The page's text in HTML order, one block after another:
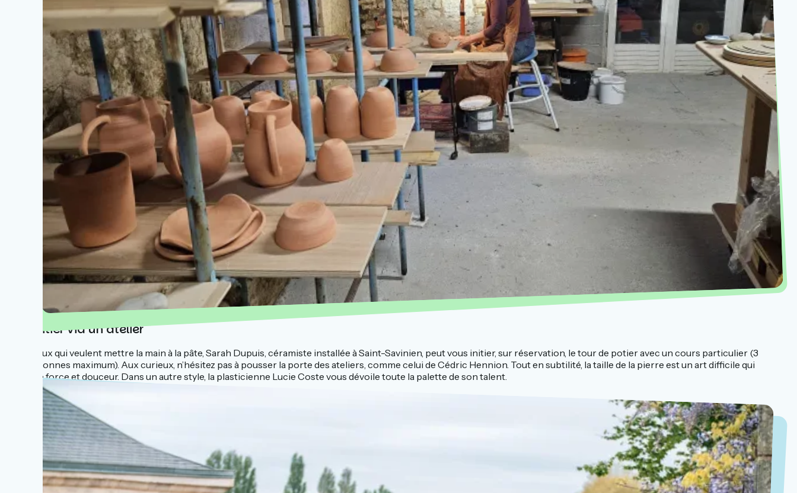
S'initier via un atelier
A ceux qui veulent mettre la main à la pâte, Sarah Dupuis, céramiste installée à Saint-Savinien, peut vous initier, sur réservation, le tour de potier avec un cours particulier (3
personnes maximum). Aux curieux, n’hésitez pas à pousser la porte des ateliers, comme celui de Cédric Hennion. Tout en subtilité, la taille de la pierre est un art difficile qui
mêle force et douceur. Dans un autre style, la plasticienne Lucie Coste vous dévoile toute la palette de son talent.